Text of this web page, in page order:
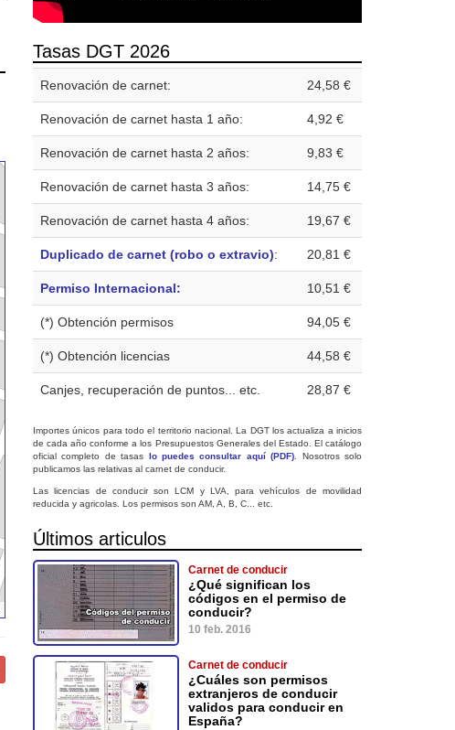
Tasas DGT 2026
Renovación de carnet: 24,58 €
Renovación de carnet hasta 1 año: 4,92 €
Renovación de carnet hasta 2 años: 9,83 €
Renovación de carnet hasta 3 años: 14,75 €
Renovación de carnet hasta 4 años: 19,67 €
Duplicado de carnet (robo o extravio): 20,81 €
Permiso Internacional: 10,51 €
(*) Obtención permisos 94,05 €
(*) Obtención licencias 44,58 €
Canjes, recuperación de puntos... etc. 28,87 €
Importes únicos para todo el territorio nacional. La DGT los actualiza a inicios
de cada año conforme a los Presupuestos Generales del Estado. El catálogo
oficial completo de tasas lo puedes consultar aquí (PDF) . Nosotros solo
publicamos las relativas al carnet de conducir.
Las licencias de conducir son LCM y LVA, para vehículos de movilidad
reducida y agricolas. Los permisos son AM, A, B, C... etc.
Últimos articulos
Carnet de conducir
¿Qué significan los
códigos en el permiso de
conducir?
10 feb. 2016
Carnet de conducir
¿Cuáles son permisos
extranjeros de conducir
validos para conducir en
España?